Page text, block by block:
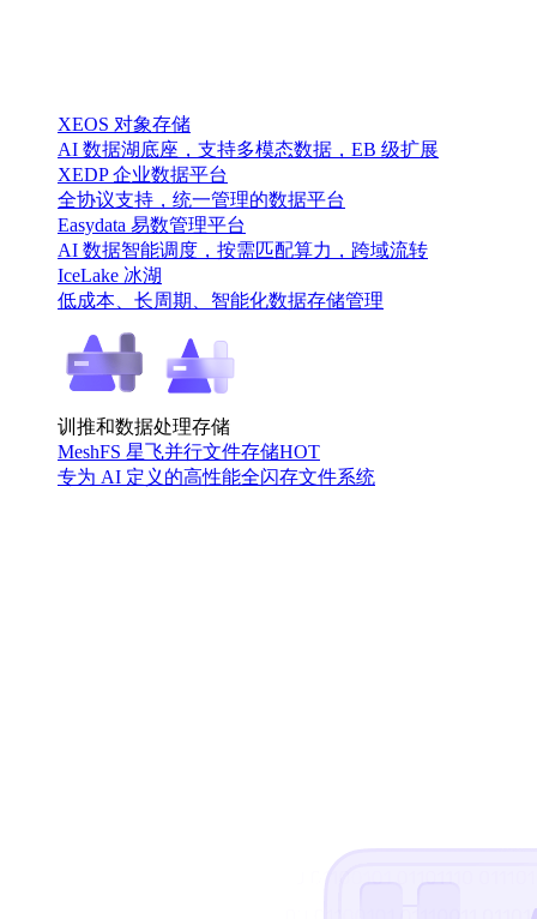
XEOS 对象存储
AI 数据湖底座，支持多模态数据，EB 级扩展
XEDP 企业数据平台
全协议支持，统一管理的数据平台
Easydata 易数管理平台
AI 数据智能调度，按需匹配算力，跨域流转
IceLake 冰湖
低成本、长周期、智能化数据存储管理
训推和数据处理存储
MeshFS 星飞并行文件存储HOT
专为 AI 定义的高性能全闪存文件系统